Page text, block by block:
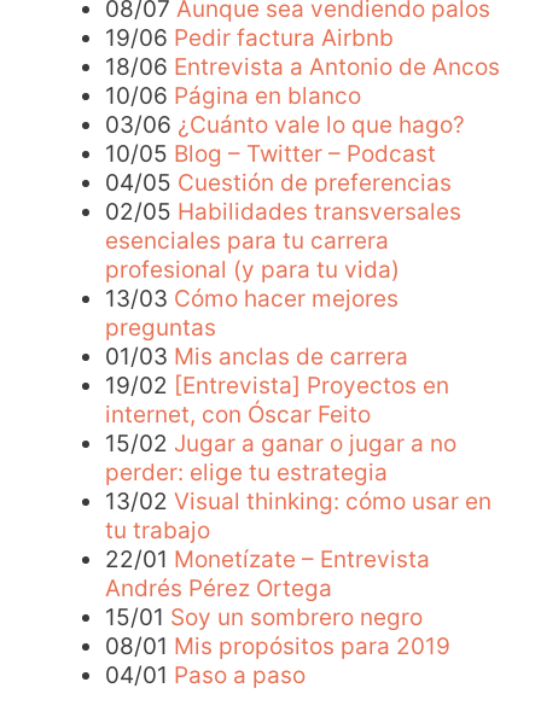
08/07 Aunque sea vendiendo palos
19/06 Pedir factura Airbnb
18/06 Entrevista a Antonio de Ancos
10/06 Página en blanco
03/06 ¿Cuánto vale lo que hago?
10/05 Blog – Twitter – Podcast
04/05 Cuestión de preferencias
02/05 Habilidades transversales
esenciales para tu carrera
profesional (y para tu vida)
13/03 Cómo hacer mejores
preguntas
01/03 Mis anclas de carrera
19/02 [Entrevista] Proyectos en
internet, con Óscar Feito
15/02 Jugar a ganar o jugar a no
perder: elige tu estrategia
13/02 Visual thinking: cómo usar en
tu trabajo
22/01 Monetízate – Entrevista
Andrés Pérez Ortega
15/01 Soy un sombrero negro
08/01 Mis propósitos para 2019
04/01 Paso a paso